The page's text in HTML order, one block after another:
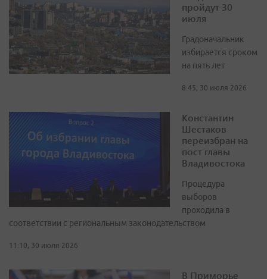
пройдут 30
июля
Градоначальник
избирается сроком
на пять лет
8:45, 30 июля 2026
Константин
Шестаков
переизбран на
пост главы
Владивостока
Процедура
выборов
проходила в
соответствии с региональным законодательством
11:10, 30 июля 2026
В Приморье